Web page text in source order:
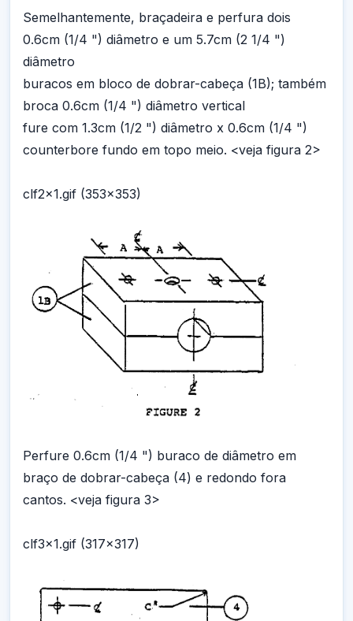
Semelhantemente, braçadeira e perfura dois
0.6cm (1/4 ") diâmetro e um 5.7cm (2 1/4 ")
diâmetro
buracos em bloco de dobrar-cabeça (1B); também
broca 0.6cm (1/4 ") diâmetro vertical
fure com 1.3cm (1/2 ") diâmetro x 0.6cm (1/4 ")
counterbore fundo em topo meio. <veja figura 2>
clf2x1.gif (353x353)
Perfure 0.6cm (1/4 ") buraco de diâmetro em
braço de dobrar-cabeça (4) e redondo fora
cantos. <veja figura 3>
clf3x1.gif (317x317)